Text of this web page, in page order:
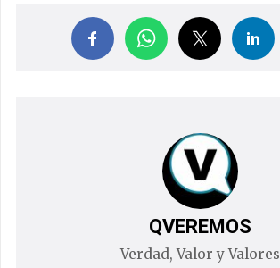
QVEREMOS
Verdad, Valor y Valores